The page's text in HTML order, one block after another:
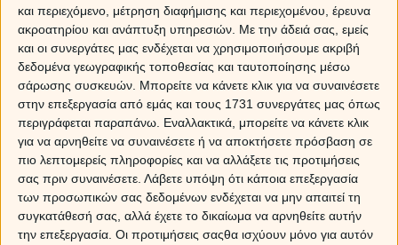
και περιεχόμενο, μέτρηση διαφήμισης και περιεχομένου, έρευνα
ακροατηρίου και ανάπτυξη υπηρεσιών. Με την άδειά σας, εμείς
και οι συνεργάτες μας ενδέχεται να χρησιμοποιήσουμε ακριβή
δεδομένα γεωγραφικής τοποθεσίας και ταυτοποίησης μέσω
σάρωσης συσκευών. Μπορείτε να κάνετε κλικ για να συναινέσετε
στην επεξεργασία από εμάς και τους 1731 συνεργάτες μας όπως
περιγράφεται παραπάνω. Εναλλακτικά, μπορείτε να κάνετε κλικ
για να αρνηθείτε να συναινέσετε ή να αποκτήσετε πρόσβαση σε
πιο λεπτομερείς πληροφορίες και να αλλάξετε τις προτιμήσεις
σας πριν συναινέσετε. Λάβετε υπόψη ότι κάποια επεξεργασία
των προσωπικών σας δεδομένων ενδέχεται να μην απαιτεί τη
συγκατάθεσή σας, αλλά έχετε το δικαίωμα να αρνηθείτε αυτήν
την επεξεργασία. Οι προτιμήσεις σαςθα ισχύουν μόνο για αυτόν
από τον Κριό. Με ενεργοποιημένους δύο υδάτινους
οίκους του ηλιακού σου ωροσκοπίου, η νοσταλγία, οι
αναμνήσεις και ίσως κάποιες κινήσεις
επαναπροσέγγισης ενός προσώπου από τα παλιά,
είναι στο μενού της ημέρας… Για την προσωπική σου
πρόβλεψη εμπιστεύσου τους καλύτερους! Θα τους
βρεις αποκλειστικά στο14788ή με μήνυμα στείλε
ΕΚΑΛΗστο54529.
ΔΙΔΥΜΟΙ
Το τρίγωνο της Σελήνης με την ανάδρομη Αφροδίτη που
σχηματίζεται σήμερα, σε συνδυασμό με το εξάγωνο